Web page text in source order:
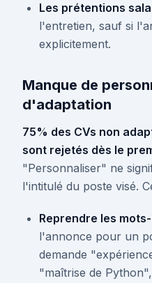
Les prétentions
l'entretien, sauf si
explicitement.
Manque de
d'adaptation
75% des CVs non
sont rejetés dès le
"Personnaliser" ne
l'intitulé du poste visé.
Reprendre les
l'annonce pour un
demande
"maîtrise de